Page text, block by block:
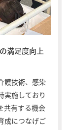
満足度向上
護技術、感染
実施しており
共有する機会
成につなげご